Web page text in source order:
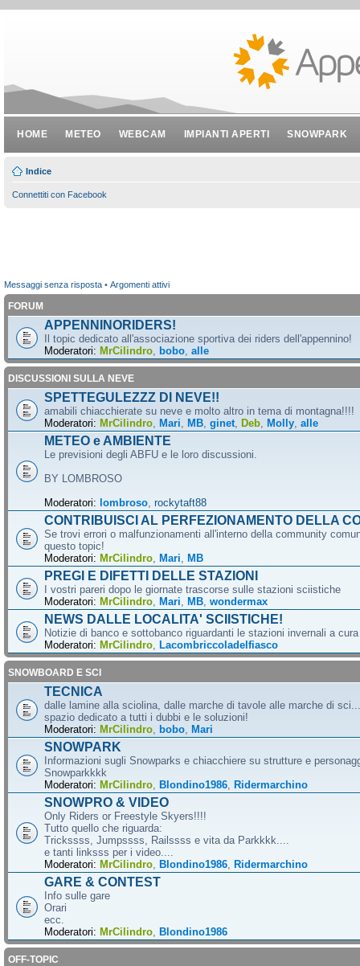
HOME METEO WEBCAM IMPIANTI APERTI SNOWPARK
Indice
Connettiti con Facebook
Messaggi senza risposta • Argomenti attivi
FORUM
APPENNINORIDERS!
Il topic dedicato all'associazione sportiva dei riders dell'appennino!
Moderatori: MrCilindro bobo alle
DISCUSSIONI SULLA NEVE
SPETTEGULEZZZ DI NEVE!!
amabili chiacchierate su neve e molto altro in tema di montagna!!!!
Moderatori: MrCilindro Mari MB ginet Deb Molly alle
METEO e AMBIENTE
Le previsioni degli ABFU e le loro discussioni.
BY LOMBROSO
Moderatori: lombroso rockytaft88
CONTRIBUISCI AL PERFEZIONAMENTO DELLA
Se trovi errori o malfunzionamenti all'interno della community
questo topic!
Moderatori: MrCilindro Mari MB
PREGI E DIFETTI DELLE STAZIONI
I vostri pareri dopo le giornate trascorse sulle stazioni sciistiche
Moderatori: MrCilindro Mari MB wondermax
NEWS DALLE LOCALITA' SCIISTICHE!
Notizie di banco e sottobanco riguardanti le stazioni invernali a
Moderatori: MrCilindro Lacombriccoladelfiasco
SNOWBOARD E SCI
TECNICA
dalle lamine alla sciolina, dalle marche di tavole alle marche di
spazio dedicato a tutti i dubbi e le soluzioni!
Moderatori: MrCilindro bobo Mari
SNOWPARK
Informazioni sugli Snowparks e chiacchiere su strutture e
Snowparkkkk
Moderatori: MrCilindro Blondino1986 Ridermarchino
SNOWPRO & VIDEO
Only Riders or Freestyle Skyers!!!!
Tutto quello che riguarda:
Trickssss, Jumpssss, Railssss e vita da Parkkkk....
e tanti linksss per i video....
Moderatori: MrCilindro Blondino1986 Ridermarchino
GARE & CONTEST
Info sulle gare
Orari
ecc.
Moderatori: MrCilindro Blondino1986
OFF-TOPIC